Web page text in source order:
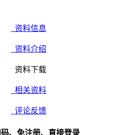
资料信息
资料介绍
资料下载
相关资料
评论反馈
、免注册、直接登录